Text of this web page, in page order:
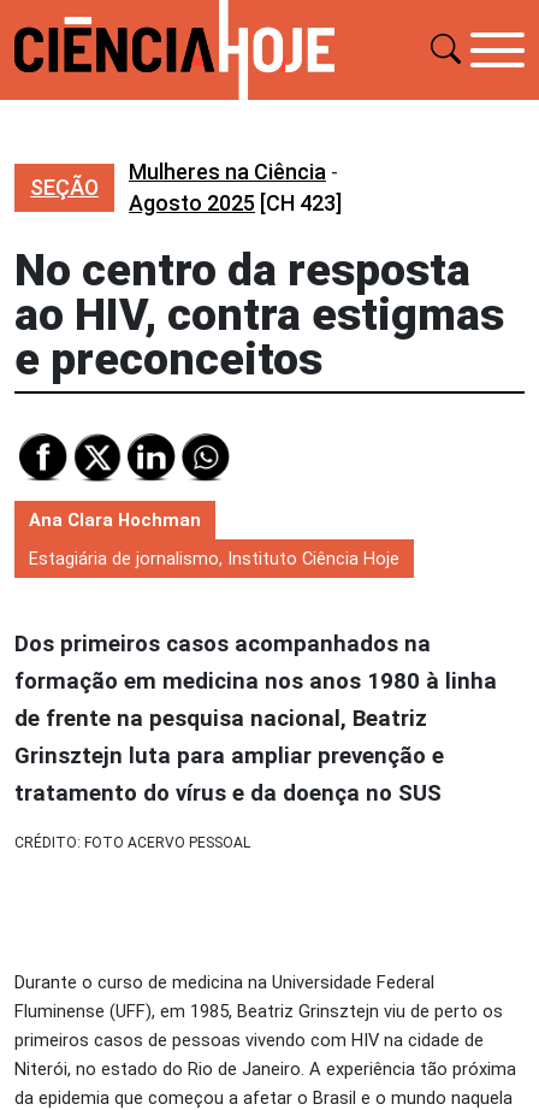
SEÇÃO
Mulheres na Ciência -
Agosto 2025 [CH 423]
No centro da resposta
ao HIV, contra estigmas
e preconceitos
Ana Clara Hochman
Estagiária de jornalismo, Instituto Ciência Hoje
Dos primeiros casos acompanhados na
formação em medicina nos anos 1980 à linha
de frente na pesquisa nacional, Beatriz
Grinsztejn luta para ampliar prevenção e
tratamento do vírus e da doença no SUS
CRÉDITO: FOTO ACERVO PESSOAL
Durante o curso de medicina na Universidade Federal
Fluminense (UFF), em 1985, Beatriz Grinsztejn viu de perto os
primeiros casos de pessoas vivendo com HIV na cidade de
Niterói, no estado do Rio de Janeiro. A experiência tão próxima
da epidemia que começou a afetar o Brasil e o mundo naquela